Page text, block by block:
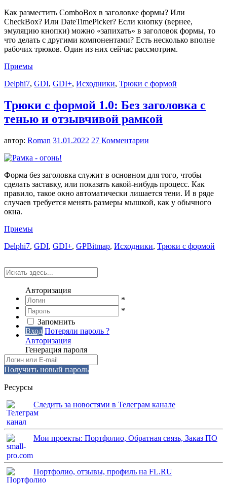
Как разместить ComboBox в заголовке формы? Или
CheckBox? Или DateTimePicker? Если кнопку (вернее,
эмуляцию кнопки) можно «запихать» в заголовок формы, то
что делать с другими компонентами? Есть несколько вполне
рабочих трюков. Один из них сейчас рассмотрим.
Приемы
Delphi7, GDI, GDI+, Исходники, Трюки с формой
Трюки с формой 1.0: Без заголовка с
тенью и отзывчивой рамкой
автор: Roman 31.01.2022 27 Комментарии
Форма без заголовка служит в основном для того, чтобы
сделать заставку, или показать какой-нибудь процесс. Как
правило, такое окно автоматически лишается тени. И в ряде
случаев требуется менять размеры мышкой, как у обычного
окна.
Приемы
Delphi7, GDI, GDI+, GPBitmap, Исходники, Трюки с формой
Авторизация
*
*
Запомнить
Вход Потеряли пароль ?
Авторизация
Генерация пароля
Получить новый пароль
Ресурсы
Следить за новостями в Телеграм канале
Мои проекты: Портфолио, Обратная связь, Заказ ПО
Портфолио, отзывы, профиль на FL.RU